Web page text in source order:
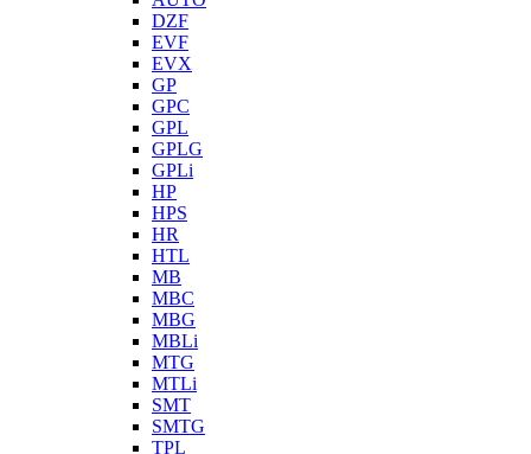
DZF
EVF
EVX
GP
GPC
GPL
GPLG
GPLi
HP
HPS
HR
HTL
MB
MBC
MBG
MBLi
MTG
MTLi
SMT
SMTG
TPL